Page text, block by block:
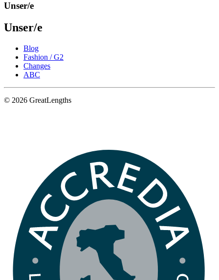
Unser/e
Unser/e
Blog
Fashion / G2
Changes
ABC
© 2026 GreatLengths